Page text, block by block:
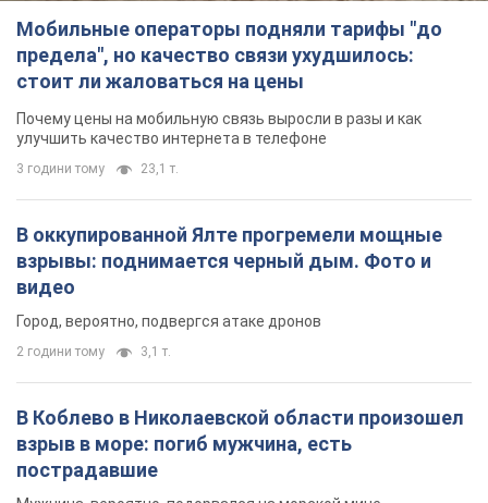
Мобильные операторы подняли тарифы "до
предела", но качество связи ухудшилось:
стоит ли жаловаться на цены
Почему цены на мобильную связь выросли в разы и как
улучшить качество интернета в телефоне
3 години тому 23,1 т.
В оккупированной Ялте прогремели мощные
взрывы: поднимается черный дым. Фото и
видео
Город, вероятно, подвергся атаке дронов
2 години тому 3,1 т.
В Коблево в Николаевской области произошел
взрыв в море: погиб мужчина, есть
пострадавшие